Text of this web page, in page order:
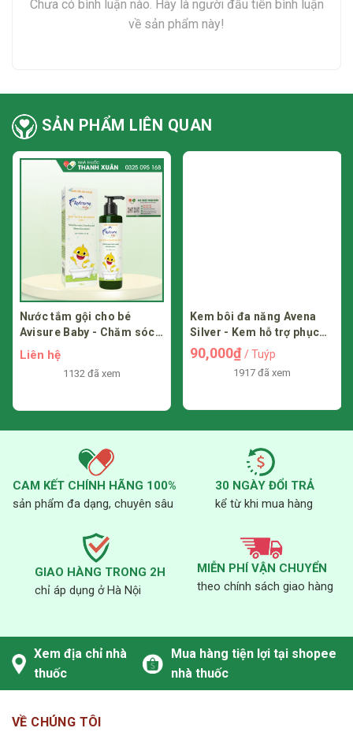
đầu, nấm
để mua được thuốc đảm bảo chất lượng và giá thành hợp lý
nhất.
“Những thông tin trên chỉ mang tính chất tham khảo, mọi
người nên đến thăm khám và hỏi ý kiến bác sĩ có kiến thức
chuyên môn để sử dụng an toàn và hiệu quả.”
Chưa có bình luận nào. Hãy là người đầu tiên bình luận
về sản phẩm này!
SẢN PHẨM LIÊN QUAN
Nước tắm gội cho bé
Avisure Baby - Chăm sóc
và bảo vệ da bé
Liên hệ
1132 đã xem
Kem bôi đa năng Avena
Silver - Kem hỗ trợ phục
hồi da, làm lành sẹo
90,000₫/ Tuýp
1917 đã xem
CAM KẾT CHÍNH HÃNG 100%
sản phẩm đa dạng, chuyên sâu
30 NGÀY ĐỔI TRẢ
kể từ khi mua hàng
GIAO HÀNG TRONG 2H
chỉ áp dụng ở Hà Nội
MIỄN PHÍ VẬN CHUYỂN
theo chính sách giao hàng
Xem địa chỉ nhà
thuốc
Mua hàng tiện lợi tại shopee
nhà thuốc
VỀ CHÚNG TÔI